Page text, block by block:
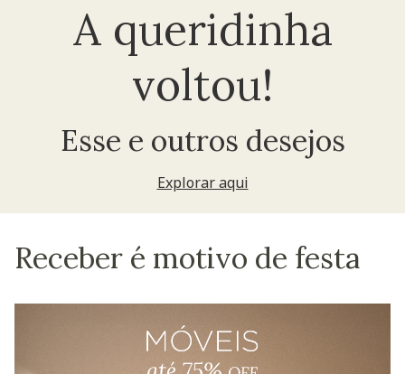
A queridinha
voltou!
Esse e outros desejos
Explorar aqui
Receber é motivo de festa